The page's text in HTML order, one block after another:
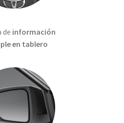
de información
en tablero